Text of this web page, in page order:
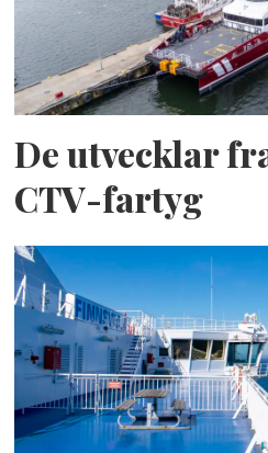
De utvecklar
CTV-fartyg